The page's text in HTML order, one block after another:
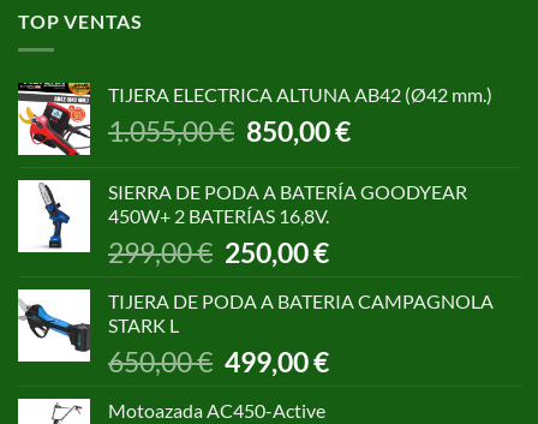
TOP VENTAS
TIJERA ELECTRICA ALTUNA AB42 (Ø42 mm.)
1.055,00€ El
precio
era:
1.055,00 €.
850,00€El
es:
SIERRA DE PODA A BATERÍA GOODYEAR
450W+ 2 BATERÍAS 16,8V.
299,00€ El
precio
original
299,00 €.
250,00€El
actual
250,00 €.
TIJERA DE PODA A BATERIA CAMPAGNOLA
STARK L
650,00€
El
precio
original
499,00€El
Motoazada AC450-Active